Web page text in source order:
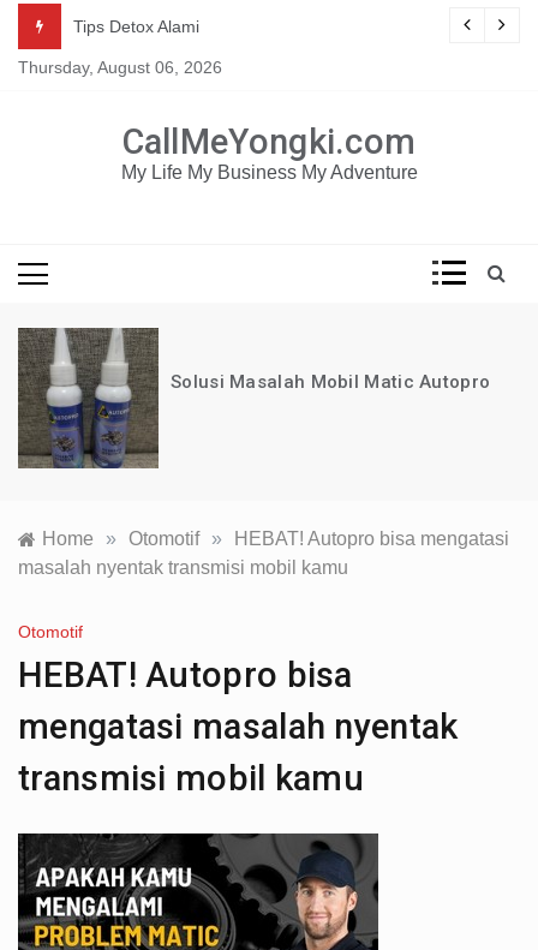
Mau dapat tutorial digital marketing GRATIS selama 1
content
Tips Detox Alami
Thursday, August 06, 2026
CallMeYongki.com
My Life My Business My Adventure
Solusi Masalah Mobil Matic Autopro
Home » Otomotif »
HEBAT! Autopro bisa mengatasi
masalah nyentak transmisi mobil kamu
Otomotif
HEBAT! Autopro bisa
mengatasi masalah nyentak
transmisi mobil kamu